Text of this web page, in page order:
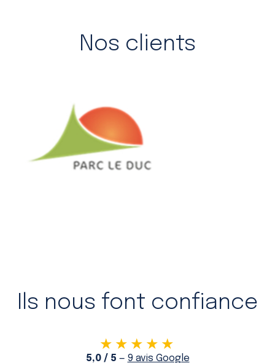
Nos clients
Ils nous font confiance
★★★★★
5,0 / 5 — 9 avis Google